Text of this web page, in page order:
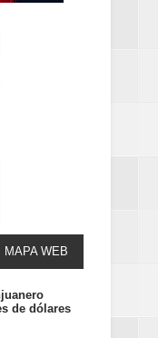
MAPA WEB
de dólares